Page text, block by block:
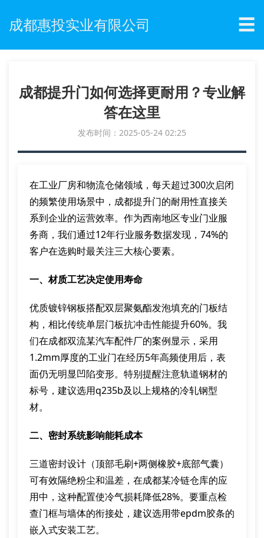
成都惠投实业有限公司 ☰
成都提升门如何选择更耐用？专业解
答在这里
发布时间：2025-05-24 02:25
在工业厂房和物流仓储领域，每天超过300次启闭
的频繁使用场景中，成都提升门的耐用性直接关
系到企业的运营效率。作为西南地区专业门业服
务商，我们通过12年行业服务数据发现，74%的
客户在选购时最关注三大核心要素。
一、材质工艺决定使用寿命
优质镀锌钢板搭配双层聚氨酯发泡填充的门板结
构，相比传统单层门板抗冲击性能提升60%。我
们在成都双流某汽车配件厂的案例显示，采用
1.2mm厚度的工业门在经历5年高频使用后，表
面仍无明显凹陷变形。特别提醒注意轨道钢材的
标号，建议选用q235b及以上规格的冷轧钢型
材。
二、密封系统影响能耗成本
三道密封设计（顶部毛刷+两侧橡胶+底部气囊）
可有效隔绝粉尘和温差，在成都某冷链仓库的应
用中，这种配置使冷气损耗降低28%。要重点检
查门框与墙体的衔接处，建议选用带epdm胶条的
嵌入式安装工艺。